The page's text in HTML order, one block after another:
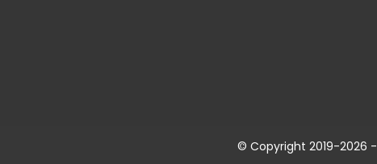
© Copyright 2019-2026 -